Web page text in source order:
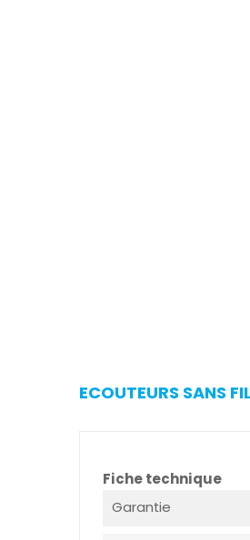
ECOUTEURS SANS
Fiche technique
Garantie